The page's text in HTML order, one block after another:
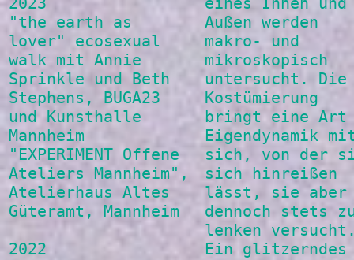
"the earth as
lover" ecosexual
walk mit Annie
Sprinkle und Beth
Stephens, BUGA23
und Kunsthalle
Mannheim
"EXPERIMENT Offene
Ateliers Mannheim",
Atelierhaus Altes
Güteramt, Mannheim
2022
Außen werden
makro- und
mikroskopisch
untersucht. Die
Kostümierung
bringt eine Art
Eigendynamik
sich, von der
sich hinreißen
lässt, sie aber
dennoch stets
lenken
Ein glitzerndes